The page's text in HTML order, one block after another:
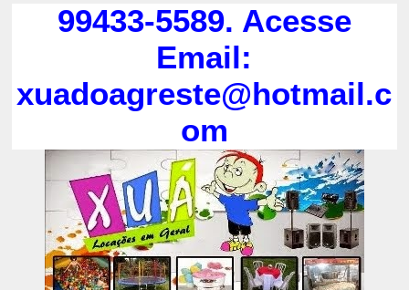
99433-5589. Acesse
Email:
xuadoagreste@hotmail.c
om